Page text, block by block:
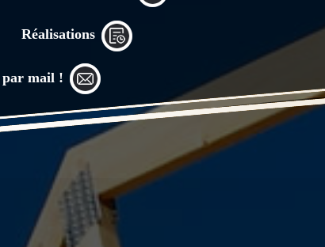
Réalisations
par mail !